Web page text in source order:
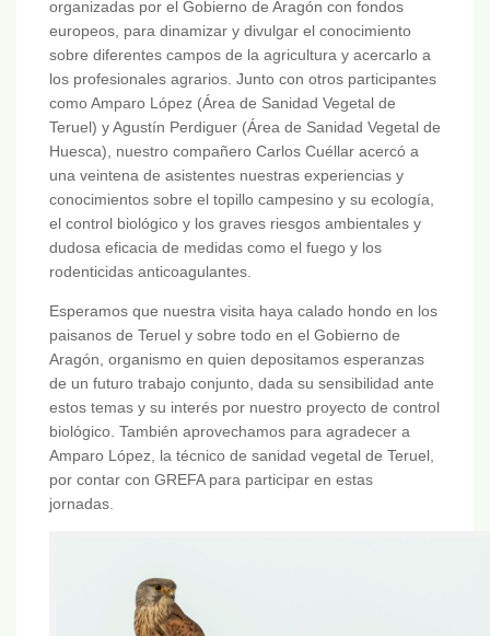
organizadas por el Gobierno de Aragón con fondos
europeos, para dinamizar y divulgar el conocimiento
sobre diferentes campos de la agricultura y acercarlo a
los profesionales agrarios. Junto con otros participantes
como Amparo López (Área de Sanidad Vegetal de
Teruel) y Agustín Perdiguer (Área de Sanidad Vegetal de
Huesca), nuestro compañero Carlos Cuéllar acercó a
una veintena de asistentes nuestras experiencias y
conocimientos sobre el topillo campesino y su ecología,
el control biológico y los graves riesgos ambientales y
dudosa eficacia de medidas como el fuego y los
rodenticidas anticoagulantes.
Esperamos que nuestra visita haya calado hondo en los
paisanos de Teruel y sobre todo en el Gobierno de
Aragón, organismo en quien depositamos esperanzas
de un futuro trabajo conjunto, dada su sensibilidad ante
estos temas y su interés por nuestro proyecto de control
biológico. También aprovechamos para agradecer a
Amparo López, la técnico de sanidad vegetal de Teruel,
por contar con GREFA para participar en estas
jornadas.